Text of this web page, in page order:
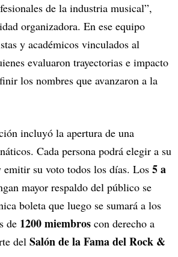
de la industria musical”,
organizadora. En ese equipo
y académicos vinculados al
evaluaron trayectorias e impacto
los nombres que avanzaron a la
incluyó la apertura de una
Cada persona podrá elegir a su
su voto todos los días. Los 5 a
mayor respaldo del público se
boleta que luego se sumará a los
de 1200 miembros con derecho a
del Salón de la Fama del Rock &